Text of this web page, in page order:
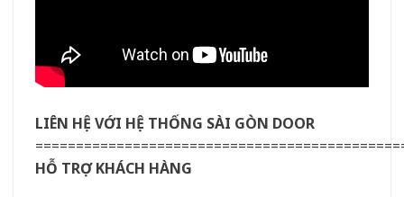
LIÊN HỆ VỚI HỆ THỐNG SÀI GÒN DOOR
HỖ TRỢ KHÁCH HÀNG